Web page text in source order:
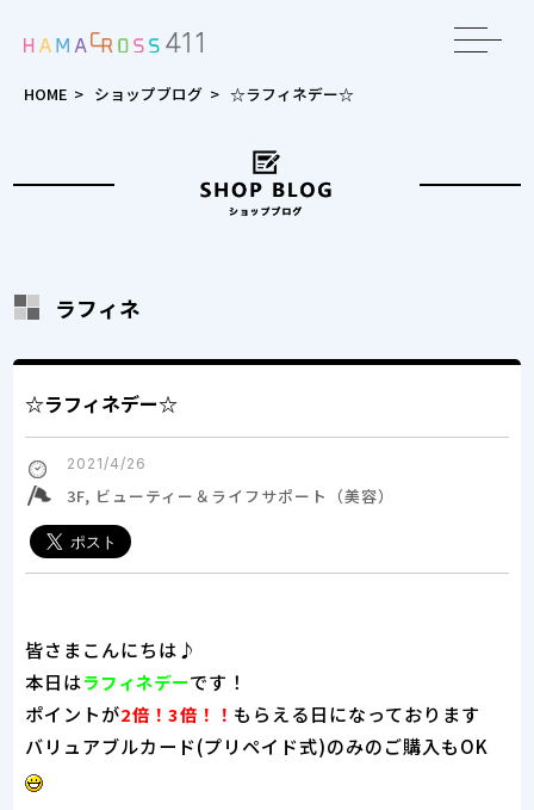
HOME > ショップブログ > ☆ラフィネデー☆
ラフィネ
☆ラフィネデー☆
2021/4/26
3F, ビューティー＆ライフサポート（美容）
皆さまこんにちは♪
本日はラフィネデーです！
ポイントが2倍！3倍！！ もらえる日になっております
バリュアブルカード(プリペイド式)のみのご購入もOK